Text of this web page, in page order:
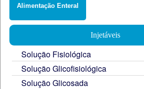
Alimentação Enteral
Injetáveis
Solução Fisiológica
Solução Glicofisiológica
Solução Glicosada